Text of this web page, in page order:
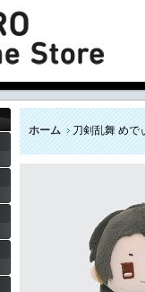
ホーム 刀剣乱舞 めで